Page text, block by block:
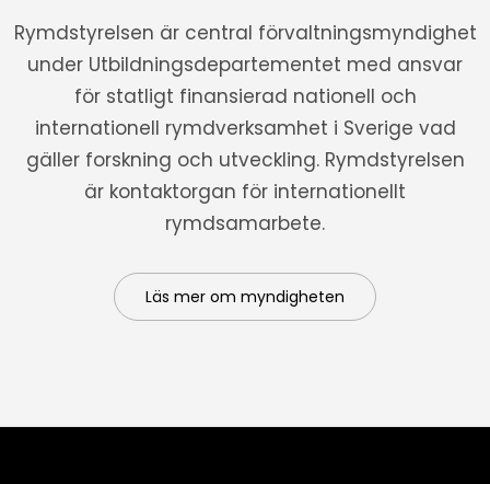
Rymdstyrelsen är central förvaltningsmyndighet
under Utbildningsdepartementet med ansvar
för statligt finansierad nationell och
internationell rymdverksamhet i Sverige vad
gäller forskning och utveckling. Rymdstyrelsen
är kontaktorgan för internationellt
rymdsamarbete.
Läs mer om myndigheten